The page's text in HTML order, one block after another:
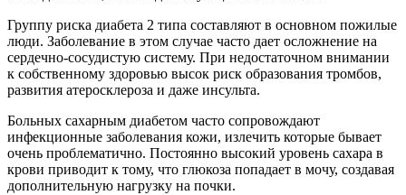
Группу риска диабета 2 типа составляют в основном пожилые
люди. Заболевание в этом случае часто дает осложнение на
сердечно-сосудистую систему. При недостаточном внимании
к собственному здоровью высок риск образования тромбов,
развития атеросклероза и даже инсульта.
Больных сахарным диабетом часто сопровождают
инфекционные заболевания кожи, излечить которые бывает
очень проблематично. Постоянно высокий уровень сахара в
крови приводит к тому, что глюкоза попадает в мочу, создавая
дополнительную нагрузку на почки.